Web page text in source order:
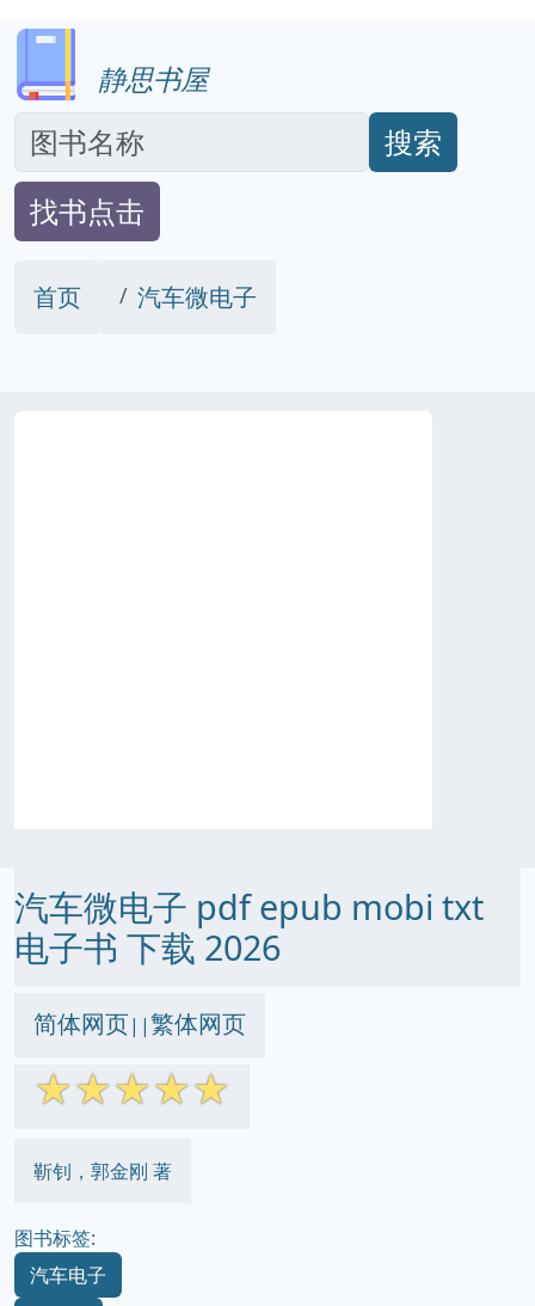
静思书屋
搜索
找书点击
首页 汽车微电子
汽车微电子 pdf epub mobi txt
电子书 下载 2026
简体网页||繁体网页
☆☆☆☆☆
靳钊，郭金刚 著
图书标签:
汽车电子